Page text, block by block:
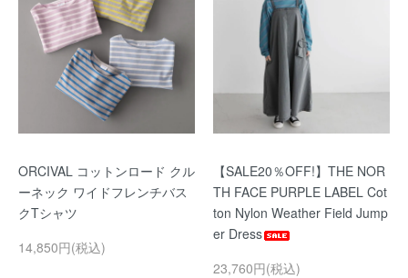
ORCIVAL コットンロード クル
ーネック ワイドフレンチバス
クTシャツ
14,850円(税込)
【SALE20％OFF!】THE NOR
TH FACE PURPLE LABEL Cot
ton Nylon Weather Field Jump
er Dress
23,760円(税込)